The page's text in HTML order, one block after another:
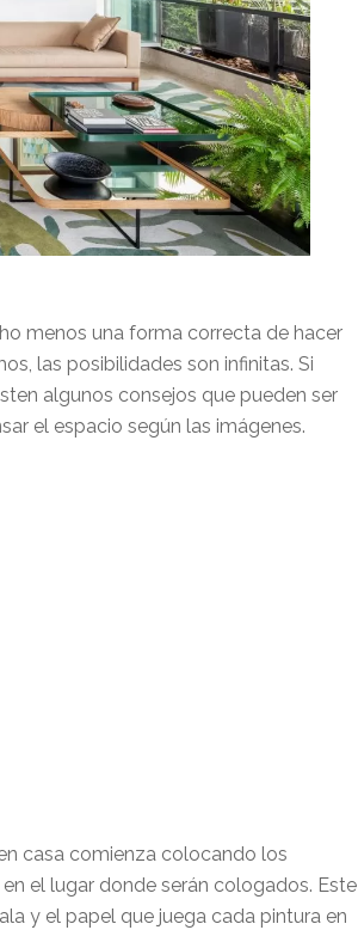
menos una forma correcta de hacer
las posibilidades son infinitas. Si
algunos consejos que pueden ser
el espacio según las imágenes.
casa comienza colocando los
el lugar donde serán cologados. Este
y el papel que juega cada pintura en